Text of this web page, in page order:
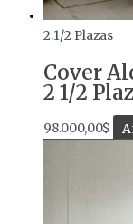
2.1/2 Plazas
Cover
2 1/2
98.000,00$